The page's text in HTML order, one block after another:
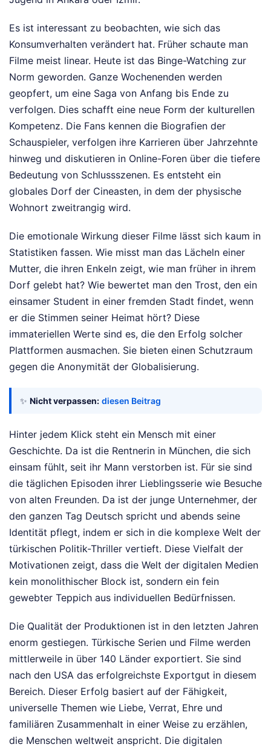
Es ist interessant zu beobachten, wie sich das
Konsumverhalten verändert hat. Früher schaute man
Filme meist linear. Heute ist das Binge-Watching zur
Norm geworden. Ganze Wochenenden werden
geopfert, um eine Saga von Anfang bis Ende zu
verfolgen. Dies schafft eine neue Form der kulturellen
Kompetenz. Die Fans kennen die Biografien der
Schauspieler, verfolgen ihre Karrieren über Jahrzehnte
hinweg und diskutieren in Online-Foren über die tiefere
Bedeutung von Schlussszenen. Es entsteht ein
globales Dorf der Cineasten, in dem der physische
Wohnort zweitrangig wird.
Die emotionale Wirkung dieser Filme lässt sich kaum in
Statistiken fassen. Wie misst man das Lächeln einer
Mutter, die ihren Enkeln zeigt, wie man früher in ihrem
Dorf gelebt hat? Wie bewertet man den Trost, den ein
einsamer Student in einer fremden Stadt findet, wenn
er die Stimmen seiner Heimat hört? Diese
immateriellen Werte sind es, die den Erfolg solcher
Plattformen ausmachen. Sie bieten einen Schutzraum
gegen die Anonymität der Globalisierung.
✨ Nicht verpassen: diesen Beitrag
Hinter jedem Klick steht ein Mensch mit einer
Geschichte. Da ist die Rentnerin in München, die sich
einsam fühlt, seit ihr Mann verstorben ist. Für sie sind
die täglichen Episoden ihrer Lieblingsserie wie Besuche
von alten Freunden. Da ist der junge Unternehmer, der
den ganzen Tag Deutsch spricht und abends seine
Identität pflegt, indem er sich in die komplexe Welt der
türkischen Politik-Thriller vertieft. Diese Vielfalt der
Motivationen zeigt, dass die Welt der digitalen Medien
kein monolithischer Block ist, sondern ein fein
gewebter Teppich aus individuellen Bedürfnissen.
Die Qualität der Produktionen ist in den letzten Jahren
enorm gestiegen. Türkische Serien und Filme werden
mittlerweile in über 140 Länder exportiert. Sie sind
nach den USA das erfolgreichste Exportgut in diesem
Bereich. Dieser Erfolg basiert auf der Fähigkeit,
universelle Themen wie Liebe, Verrat, Ehre und
familiären Zusammenhalt in einer Weise zu erzählen,
die Menschen weltweit anspricht. Die digitalen